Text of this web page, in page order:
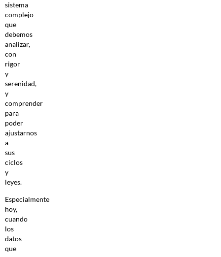
sistema
complejo
que
debemos
analizar,
con
rigor
y
serenidad,
y
comprender
para
poder
ajustarnos
a
sus
ciclos
y
leyes.
Especialmente
hoy,
cuando
los
datos
que